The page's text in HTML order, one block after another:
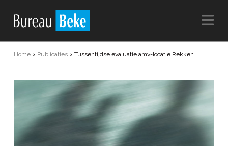
Home> Publicaties> Tussentijdse evaluatie amv-locatie Rekken